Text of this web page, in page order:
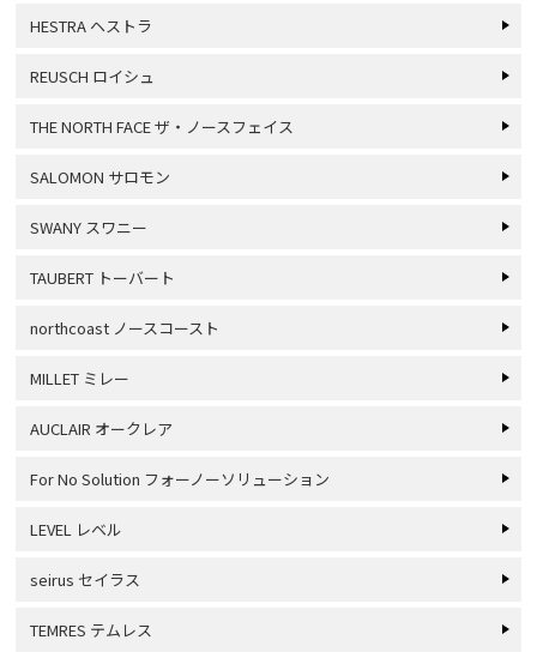
HESTRA ヘストラ
REUSCH ロイシュ
THE NORTH FACE ザ・ノースフェイス
SALOMON サロモン
SWANY スワニー
TAUBERT トーバート
northcoast ノースコースト
MILLET ミレー
AUCLAIR オークレア
For No Solution フォーノーソリューション
LEVEL レベル
seirus セイラス
TEMRES テムレス